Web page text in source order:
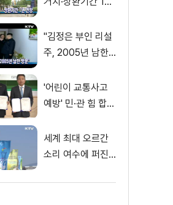
"김정은 부인 리설
주, 2005년 남한
'어린이 교통사고
예방' 민·관 힘 합친
세계 최대 오르간
소리 여수에 퍼진